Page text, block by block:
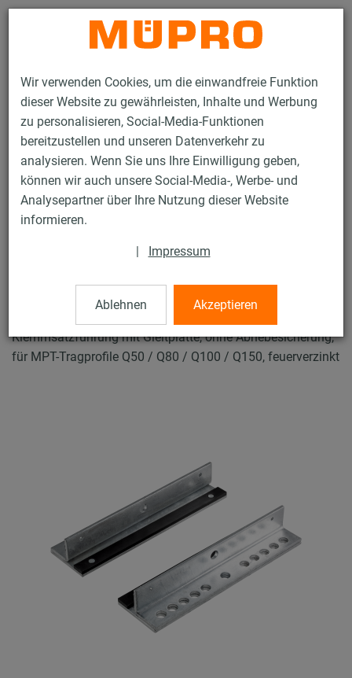
Wir verwenden Cookies, um die einwandfreie Funktion
dieser Website zu gewährleisten, Inhalte und Werbung
zu personalisieren, Social-Media-Funktionen
bereitzustellen und unseren Datenverkehr zu
analysieren. Wenn Sie uns Ihre Einwilligung geben,
können wir auch unsere Social-Media-, Werbe- und
Analysepartner über Ihre Nutzung dieser Website
informieren.
| Impressum
Ablehnen Akzeptieren
Kontakt
Produkte Befestigungstechnik
Lüftungsbefestigung
Feuerverzinkte Produkte für die Lüftungsbefestigung
MPT-Führung Typ F und FG
MPT-Führung Typ F und FG
Klemmsatzführung mit Gleitplatte, ohne Abhebesicherung,
für MPT-Tragprofile Q50 / Q80 / Q100 / Q150, feuerverzinkt